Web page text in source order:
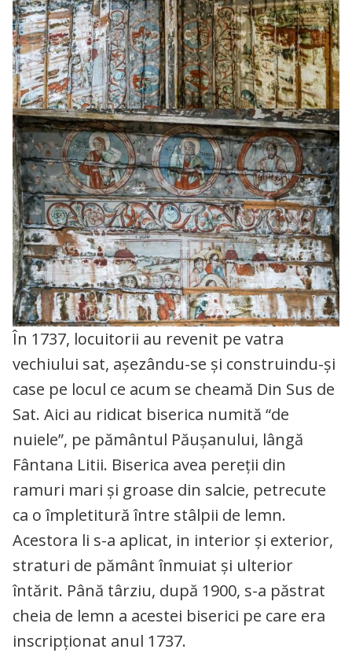
În 1737, locuitorii au revenit pe vatra
vechiului sat, așezându-se și construindu-și
case pe locul ce acum se cheamă Din Sus de
Sat. Aici au ridicat biserica numită “de
nuiele”, pe pământul Păușanului, lângă
Fântana Litii. Biserica avea pereții din
ramuri mari și groase din salcie, petrecute
ca o împletitură între stâlpii de lemn.
Acestora li s-a aplicat, in interior și exterior,
straturi de pământ înmuiat și ulterior
întărit. Până târziu, după 1900, s-a păstrat
cheia de lemn a acestei biserici pe care era
inscripționat anul 1737.